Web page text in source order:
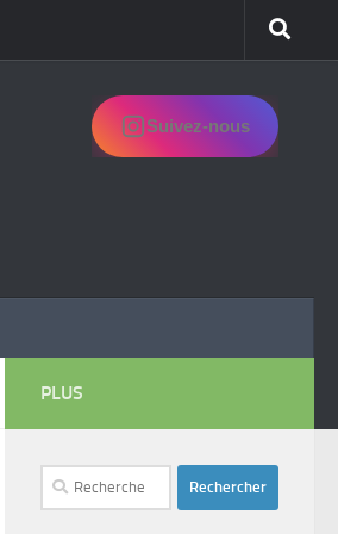
Suivez-nous
PLUS
Rechercher :